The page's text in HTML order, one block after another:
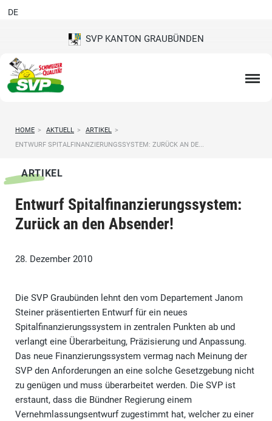
SVP KANTON GRAUBÜNDEN
DE
HOME > AKTUELL > ARTIKEL >
ENTWURF SPITALFINANZIERUNGSSYSTEM: ZURÜCK AN DE...
ARTIKEL
Entwurf Spitalfinanzierungssystem:
Zurück an den Absender!
28. Dezember 2010
Die SVP Graubünden lehnt den vom Departement Janom
Steiner präsentierten Entwurf für ein neues
Spitalfinanzierungssystem in zentralen Punkten ab und
verlangt eine Überarbeitung, Präzisierung und Anpassung.
Das neue Finanzierungssystem vermag nach Meinung der
SVP den Anforderungen an eine solche Gesetzgebung nicht
zu genügen und muss überarbeitet werden. Die SVP ist
erstaunt, dass die Bündner Regierung einem
Vernehmlassungsentwurf zugestimmt hat, welcher zu einer